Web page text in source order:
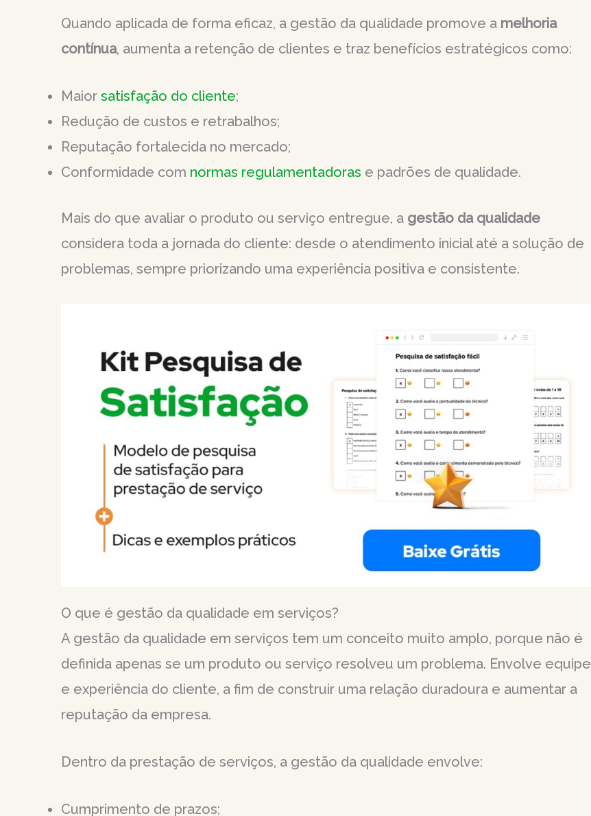
Quando aplicada de forma eficaz, a gestão da qualidade promove a melhoria
contínua, aumenta a retenção de clientes e traz benefícios estratégicos como:
Maior satisfação do cliente;
Redução de custos e retrabalhos;
Reputação fortalecida no mercado;
Conformidade com normas regulamentadoras e padrões de qualidade.
Mais do que avaliar o produto ou serviço entregue, a gestão da qualidade
considera toda a jornada do cliente: desde o atendimento inicial até a solução de
problemas, sempre priorizando uma experiência positiva e consistente.
O que é gestão da qualidade em serviços?
A gestão da qualidade em serviços tem um conceito muito amplo, porque não é
definida apenas se um produto ou serviço resolveu um problema. Envolve equipe
e experiência do cliente, a fim de construir uma relação duradoura e aumentar a
reputação da empresa.
Dentro da prestação de serviços, a gestão da qualidade envolve:
Cumprimento de prazos;